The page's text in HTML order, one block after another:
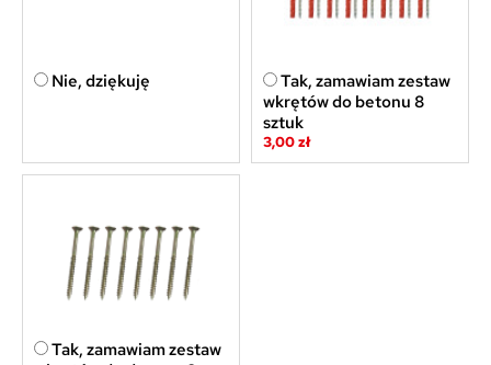
Nie, dziękuję
Tak, zamawiam zestaw
wkrętów do betonu 8
sztuk
3,00 zł
Tak, zamawiam zestaw